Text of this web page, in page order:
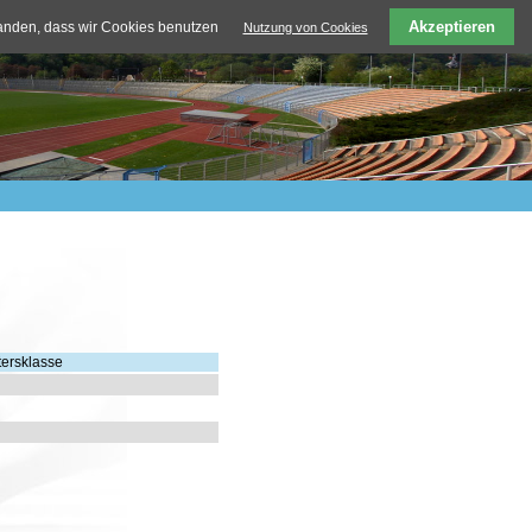
dass wir Cookies benutzen Nutzung von Cookies Akzeptieren